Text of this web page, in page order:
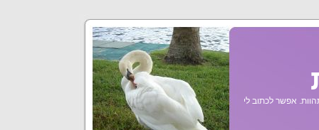
אפשר לכתוב לי